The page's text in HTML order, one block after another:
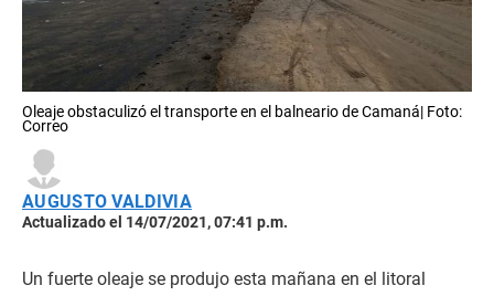
Oleaje obstaculizó el transporte en el balneario de Camaná| Foto:
Correo
AUGUSTO VALDIVIA
Actualizado el 14/07/2021, 07:41 p.m.
Un fuerte oleaje se produjo esta mañana en el litoral